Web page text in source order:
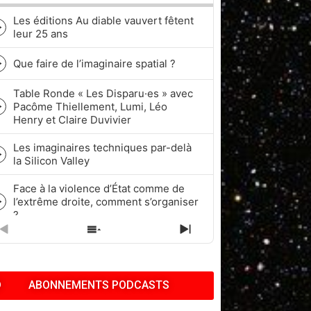
Les éditions Au diable vauvert fêtent
leur 25 ans
Que faire de l’imaginaire spatial ?
play
Table Ronde « Les Disparu·es » avec
Pacôme Thiellement, Lumi, Léo
Henry et Claire Duvivier
icon
Les imaginaires techniques par-delà
la Silicon Valley
Face à la violence d’État comme de
l’extrême droite, comment s’organiser
?
Quel rapport à l’historicité dans les
fiction ?
Pop Culture, Nostalgie et Capitalisme
PREVIOUS
EPISODE
SHOW
EPISODES
NEXT
EPISODE
ABONNEMENTS PODCASTS